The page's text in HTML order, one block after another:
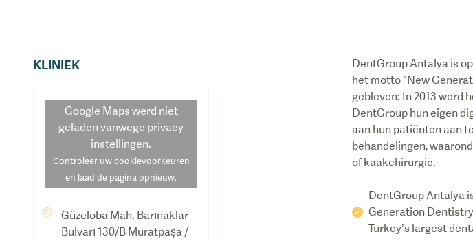
KLINIEK
Google Maps werd niet
geladen vanwege privacy
instellingen.
Controleer uw cookievoorkeuren
en laad de pagina opnieuw.
Güzeloba Mah. Barınaklar
Bulvarı 130/B Muratpaşa /
DentGroup Antalya is
het motto "New
gebleven: In 2013 werd
DentGroup hun eigen
aan hun patiënten aan
behandelingen,
of kaakchirurgie.
DentGroup Antalya
Generation
Turkey’s largest